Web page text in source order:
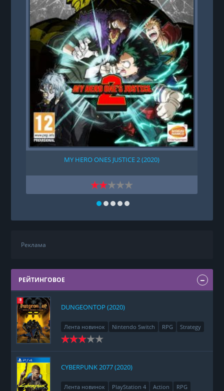
MY HERO ONES JUSTICE 2 (2020)
Реклама
РЕЙТИНГОВОЕ
DUNGEONTOP (2020)
Лента новинок Nintendo Switch RPG Strategy
CYBERPUNK 2077 (2020)
Лента новинок PlayStation 4 Action
RPG